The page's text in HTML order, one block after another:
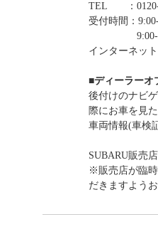
TEL ：0120-
受付時間：
9:00-12:00
インターネッ
■ディーラーオ
後付けのナビ
際にお車を見
車両情報(車検
SUBARU販売
※販売店が臨
だきますよう